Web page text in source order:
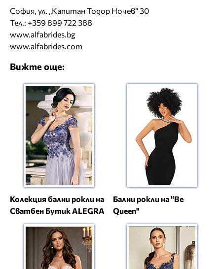
София, ул. „Капитан Тодор Ночев“ 30
Тел.: +359 899 722 388
www.alfabrides.bg
www.alfabrides.com
Вижте още:
Колекция бални рокли на
Сватбен Бутик ALEGRA
Бални рокли на "Be
Queen"